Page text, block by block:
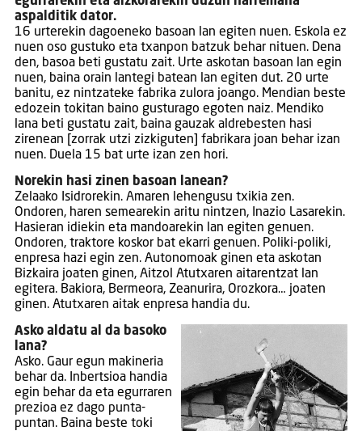
aspalditik dator.
16 urterekin dagoeneko basoan lan egiten nuen. Eskola ez
nuen oso gustuko eta txanpon batzuk behar nituen. Dena
den, basoa beti gustatu zait. Urte askotan basoan lan egin
nuen, baina orain lantegi batean lan egiten dut. 20 urte
banitu, ez nintzateke fabrika zulora joango. Mendian beste
edozein tokitan baino gusturago egoten naiz. Mendiko
lana beti gustatu zait, baina gauzak aldrebesten hasi
zirenean [zorrak utzi zizkiguten] fabrikara joan behar izan
nuen. Duela 15 bat urte izan zen hori.
Norekin hasi zinen basoan lanean?
Zelaako Isidrorekin. Amaren lehengusu txikia zen.
Ondoren, haren semearekin aritu nintzen, Inazio Lasarekin.
Hasieran idiekin eta mandoarekin lan egiten genuen.
Ondoren, traktore koskor bat ekarri genuen. Poliki-poliki,
enpresa hazi egin zen. Autonomoak ginen eta askotan
Bizkaira joaten ginen, Aitzol Atutxaren aitarentzat lan
egitera. Bakiora, Bermeora, Zeanurira, Orozkora… joaten
ginen. Atutxaren aitak enpresa handia du.
Asko aldatu al da basoko
lana?
Asko. Gaur egun makineria
behar da. Inbertsioa handia
egin behar da eta egurraren
prezioa ez dago punta-
puntan. Baina beste toki